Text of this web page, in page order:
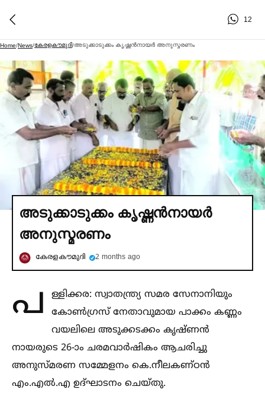
12
Home/News/കേരളകൗമുദി/അടുക്കാടുക്കം കൃഷ്ണൻനായര്‍ അനുസ്മരണം
അടുക്കാടുക്കം കൃഷ്ണൻനായര്‍
അനുസ്മരണം
കേരളകൗമുദി 2 months ago
പ
ള്ളിക്കര: സ്വാതന്ത്ര്യ സമര സേനാനിയും
കോണ്‍ഗ്രസ് നേതാവുമായ പാക്കം കണ്ണം
വയലിലെ അടുക്കടക്കം കൃഷ്ണൻ
നായരുടെ 26-ാം ചരമവാർഷികം ആചരിച്ചു
അനുസ്മരണ സമ്മേളനം കെ.നീലകണ്ഠൻ
എം.എല്‍.എ ഉദ്ഘാടനം ചെയ്തു.